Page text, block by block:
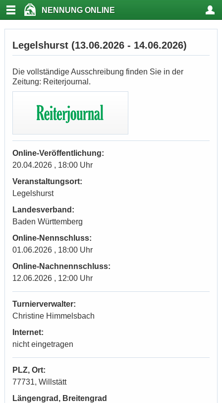
NENNUNG ONLINE
Legelshurst (13.06.2026 - 14.06.2026)
Die vollständige Ausschreibung finden Sie in der
Zeitung: Reiterjournal.
Online-Veröffentlichung:
20.04.2026 , 18:00 Uhr
Veranstaltungsort:
Legelshurst
Landesverband:
Baden Württemberg
Online-Nennschluss:
01.06.2026 , 18:00 Uhr
Online-Nachnennschluss:
12.06.2026 , 12:00 Uhr
Turnierverwalter:
Christine Himmelsbach
Internet:
nicht eingetragen
PLZ, Ort:
77731, Willstätt
Längengrad, Breitengrad